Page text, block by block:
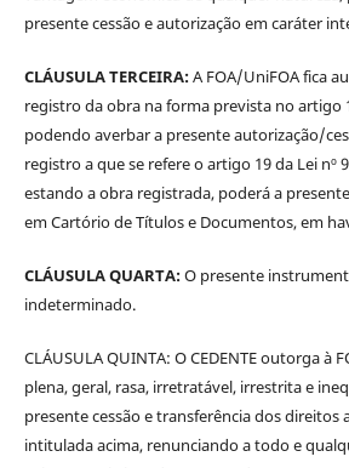
presente cessão e autorização em caráter
CLÁUSULA TERCEIRA:A FOA/UniFOA fica
registro da obra na forma prevista no artigo
podendo averbar a presente autorização/
registro a que se refere o artigo 19 da Lei nº
estando a obra registrada, poderá a
em Cartório de Títulos e Documentos, em
CLÁUSULA QUARTA:O presente
indeterminado.
CLÁUSULA QUINTA: O CEDENTE outorga à
plena, geral, rasa, irretratável, irrestrita e
presente cessão e transferência dos direitos
intitulada acima, renunciando a todo e